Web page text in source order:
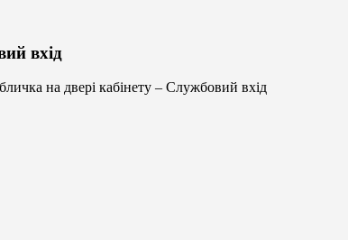
вхід
на двері кабінету – Службовий вхід